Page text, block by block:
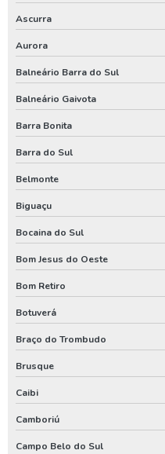
Perfuração de poço artesianos
Perfuração de poço preço
Perfuração de poço profundo
Perfuração de poço tubular
Perfuração de poço tubular
Perfuração poço artesiano projeto
Perfurar poço artesiano
Perfurar poço artesiano preço
Perfurar poço artesiano quanto
Poço artesiano custo
Poço artesiano de 150 metros
Poço artesiano empresa
Poço artesiano para irrigação
Poço artesiano perfuração
Ascurra
Aurora
Balneário Barra do Sul
Balneário Gaivota
Barra Bonita
Barra do Sul
Belmonte
Biguaçu
Bocaina do Sul
Bom Jesus do Oeste
Bom Retiro
Botuverá
Braço do Trombudo
Brusque
Caibi
Camboriú
Campo Belo do Sul